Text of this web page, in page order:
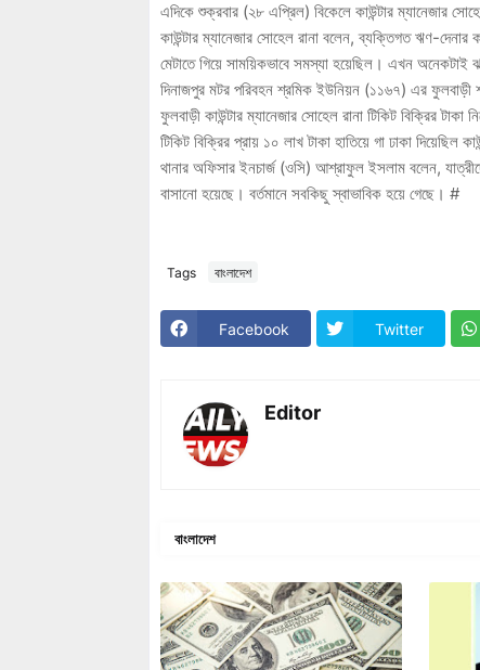
এদিকে শুক্রবার (২৮ এপ্রিল) বিকেলে কাউন্টার ম্যানেজার
কাউন্টার ম্যানেজার সোহেল রানা বলেন, ব্যক্তিগত ঋণ-দেনার
মেটাতে গিয়ে সাময়িকভাবে সমস্যা হয়েছিল। এখন অনেকটাই
দিনাজপুর মটর পরিবহন শ্রমিক ইউনিয়ন (১১৬৭) এর ফুলবাড়ী
ফুলবাড়ী কাউন্টার ম্যানেজার সোহেল রানা টিকিট বিক্রির
টিকিট বিক্রির প্রায় ১০ লাখ টাকা হাতিয়ে গা ঢাকা দিয়েছিল
থানার অফিসার ইনচার্জ (ওসি) আশ্রাফুল ইসলাম বলেন,
বাসানো হয়েছে। বর্তমানে সবকিছু স্বাভাবিক হয়ে গেছে। #
Tags বাংলাদেশ
Facebook Twitter
Editor
বাংলাদেশ